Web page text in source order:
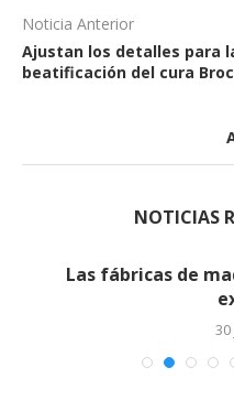
Noticia Anterior
Ajustan los detalles para
beatificación del cura
NOTICIAS
Las fábricas de
30